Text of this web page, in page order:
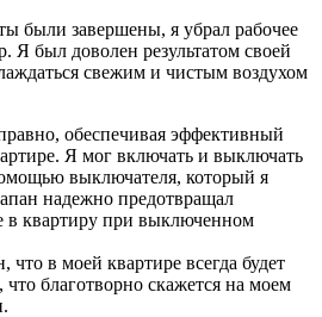
были завершены, я убрал рабочее
Я был доволен результатом своей
свежим и чистым воздухом
обеспечивая эффективный
Я мог включать и выключать
выключателя, который я
надежно предотвращал
в квартиру при выключенном
что в моей квартире всегда будет
благотворно скажется на моем